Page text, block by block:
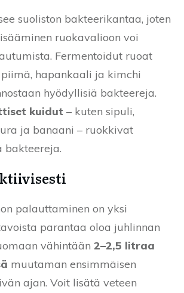
suoliston bakteerikantaa, joten
ruokavalioon voi
Fermentoidut ruoat
hapankaali ja kimchi
hyödyllisiä bakteereja.
kuidut – kuten sipuli,
ja banaani – ruokkivat
bakteereja.
palauttaminen on yksi
parantaa oloa juhlinnan
vähintään 2–2,5 litraa
muutaman ensimmäisen
ajan. Voit lisätä veteen